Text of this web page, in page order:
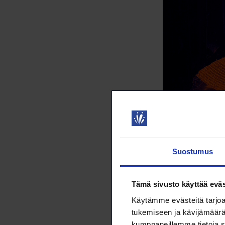
Suostumus
Tämä sivusto käyttää
Käytämme evästeitä
tukemiseen ja
Taustalla on
tasaamaan